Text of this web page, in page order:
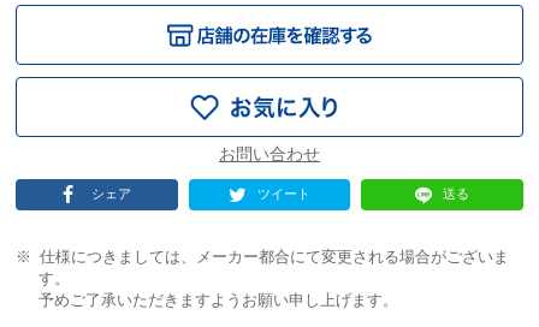
シェア ツイート 送る
仕様につきましては、メーカー都合にて変更される場合がございま
す。
予めご了承いただきますようお願い申し上げます。